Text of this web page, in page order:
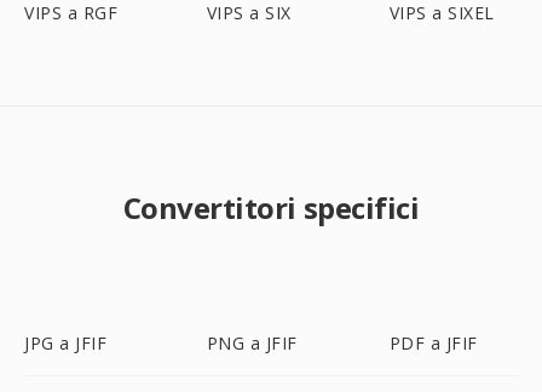
VIPS a RGF VIPS a SIX VIPS a SIXEL
Convertitori specifici
JPG a JFIF PNG a JFIF PDF a JFIF